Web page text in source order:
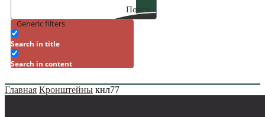
Поиск
Generic filters
Search in title
Search in content
Главная Кронштейны кнл77